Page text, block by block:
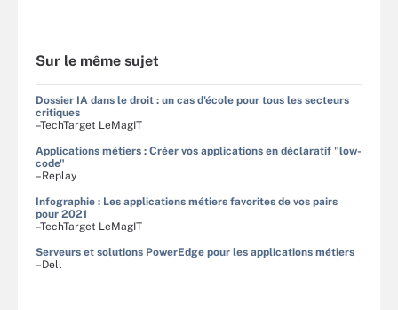
Sur le même sujet
Dossier IA dans le droit : un cas d'école pour tous les secteurs
critiques
–TechTarget LeMagIT
Applications métiers : Créer vos applications en déclaratif "low-
code"
–Replay
Infographie : Les applications métiers favorites de vos pairs
pour 2021
–TechTarget LeMagIT
Serveurs et solutions PowerEdge pour les applications métiers
–Dell